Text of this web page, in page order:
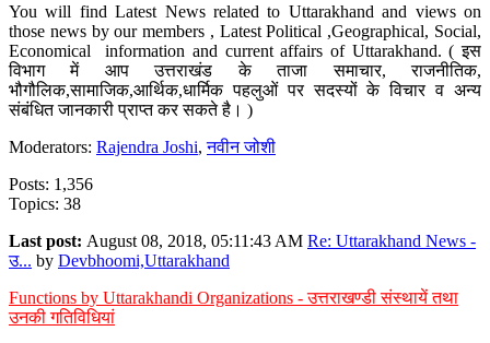
You will find Latest News related to Uttarakhand and views on
those news by our members , Latest Political ,Geographical, Social,
Economical information and current affairs of Uttarakhand. ( इस
विभाग में आप उत्तराखंड के ताजा समाचार, राजनीतिक,
भौगौलिक,सामाजिक,आर्थिक,धार्मिक पहलुओं पर सदस्यों के विचार व अन्य
संबंधित जानकारी प्राप्त कर सकते है। )
Moderators: Rajendra Joshi,नवीन जोशी
Posts: 1,356
Topics: 38
Last post: August 08, 2018, 05:11:43 AM Re: Uttarakhand News -
उ... by Devbhoomi,Uttarakhand
Functions by Uttarakhandi Organizations - उत्तराखण्डी संस्थायें तथा
उनकी गतिविधियां